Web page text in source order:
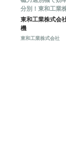
分別！東和工業
品をご紹介
東和工業株式会
機
東和工業株式会社